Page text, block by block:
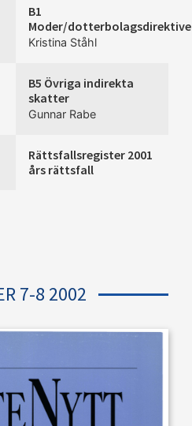
B1
Moder/
Kristina Ståhl
B5 Övriga indirekta
skatter
Gunnar Rabe
Rättsfallsregister 2001
års rättsfall
7-8 2002